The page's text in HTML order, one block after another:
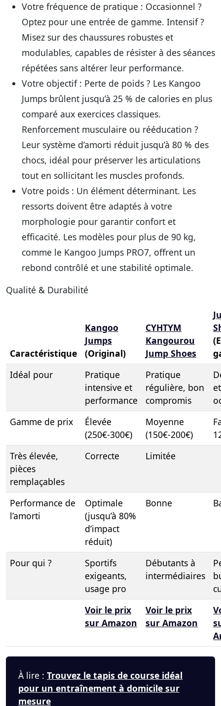
Votre fréquence de pratique : Occasionnel ?
Optez pour une entrée de gamme. Intensif ?
Misez sur des chaussures robustes et
modulables, capables de résister à des séances
répétées sans altérer leur performance.
Votre objectif : Perte de poids ? Les Kangoo
Jumps brûlent jusqu’à 25 % de calories en plus
comparé aux exercices classiques.
Renforcement musculaire ou rééducation ?
Leur système d’amorti réduit jusqu’à 80 % des
chocs, idéal pour préserver les articulations
tout en sollicitant les muscles profonds.
Votre poids : Un élément déterminant. Les
ressorts doivent être adaptés à votre
morphologie pour garantir confort et
efficacité. Les modèles pour plus de 90 kg,
comme le Kangoo Jumps PRO7, offrent un
rebond contrôlé et une stabilité optimale.
Qualité & Durabilité
Caractéristique
Kangoo
Jumps
(Original)
CYHTYM
Kangourou
Jump Shoes
Idéal pour
Pratique
intensive et
performance
Pratique
régulière, bon
compromis
Gamme de prix
Élevée
(250€-300€)
Moyenne
(150€-200€)
Très élevée,
pièces
remplaçables
Correcte Limitée
Performance de
l’amorti
Optimale
(jusqu’à 80%
d’impact
réduit)
Bonne
Pour qui ?
Sportifs
exigeants,
usage pro
Débutants à
intermédiaires
Voir le prix
sur Amazon
Voir le prix
sur Amazon
À lire : Trouvez le tapis de course idéal
pour un entraînement à domicile sur
mesure